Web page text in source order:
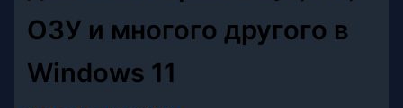
ОЗУ и многого другого в
Windows 11